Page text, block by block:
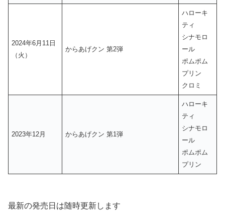
2024年6月11日
（火）
からあげクン 第2弾
ハローキ
ティ
シナモロ
ール
ポムポム
プリン
クロミ
2023年12月 からあげクン 第1弾
ハローキ
ティ
シナモロ
ール
ポムポム
プリン
最新の発売日は随時更新します